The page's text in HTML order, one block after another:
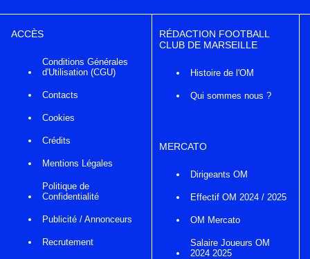
ACCÈS
Conditions Générales
d'Utilisation (CGU)
Contacts
Cookies
Crédits
Mentions Légales
Politique de
Confidentialité
Publicité / Annonceurs
Recrutement
RÉDACTION FOOTBALL
CLUB DE MARSEILLE
Histoire de l'OM
Qui sommes nous ?
MERCATO
Dirigeants OM
Effectif OM 2024 / 2025
OM Mercato
Salaire Joueurs OM
2024 2025